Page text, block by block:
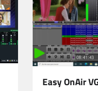
Easy OnAir